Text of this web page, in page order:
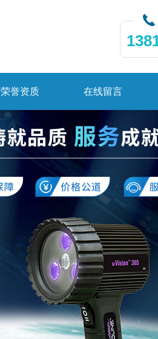
荣誉资质 在线留言